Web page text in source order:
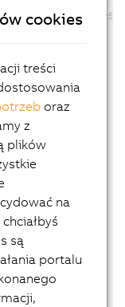
update process
No
No
changed: No
cookies
treści
oraz
z
plików
na
są
portalu